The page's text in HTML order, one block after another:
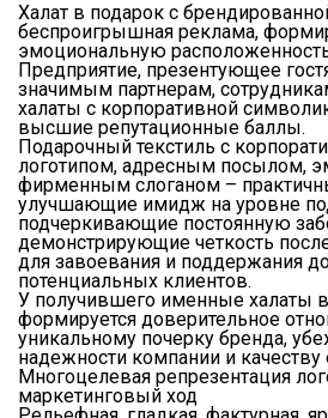
Халат в подарок с
беспроигрышная реклама,
эмоциональную
Предприятие, презентующее
значимым партнерам,
халаты с корпоративной
высшие репутационные баллы.
Подарочный текстиль с
логотипом, адресным посылом,
фирменным слоганом –
улучшающие имидж на уровне
подчеркивающие постоянную
демонстрирующие четкость
для завоевания и поддержания
потенциальных клиентов.
У получившего именные халаты
формируется доверительное
уникальному почерку бренда,
надежности компании и качеству
Многоцелевая репрезентация
маркетинговый ход